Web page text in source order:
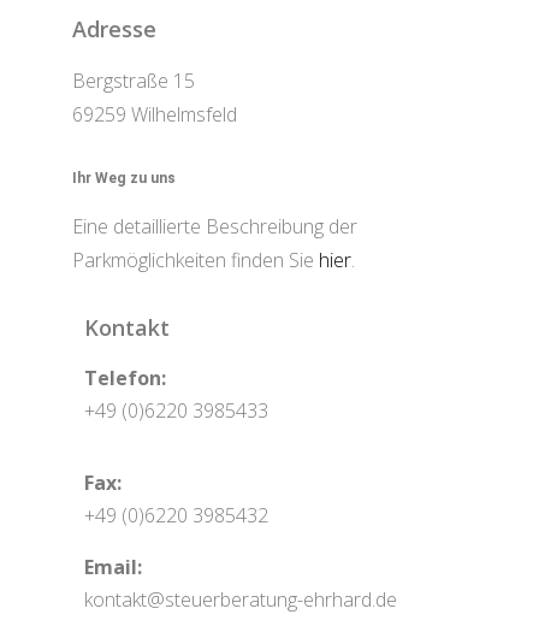
Adresse
Bergstraße 15
69259 Wilhelmsfeld
Ihr Weg zu uns
Eine detaillierte Beschreibung der
Parkmöglichkeiten finden Sie hier.
Kontakt
Telefon:
+49 (0)6220 3985433
Fax:
+49 (0)6220 3985432
Email:
kontakt@steuerberatung-ehrhard.de